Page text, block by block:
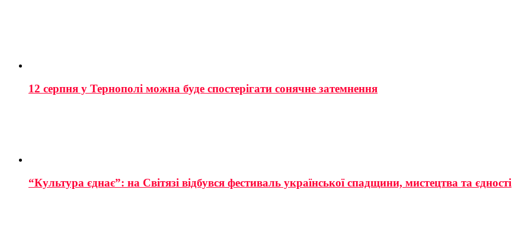
12 серпня у Тернополі можна буде спостерігати сонячне затемнення
“Культура єднає”: на Світязі відбувся фестиваль української спадщини, мистецтва та єдності